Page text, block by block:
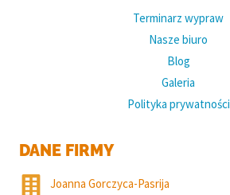
Terminarz wypraw
Nasze biuro
Blog
Galeria
Polityka prywatności
DANE FIRMY
Joanna Gorczyca-Pasrija